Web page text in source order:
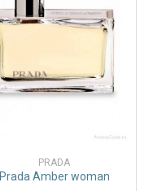
PRADA
Prada Amber woman